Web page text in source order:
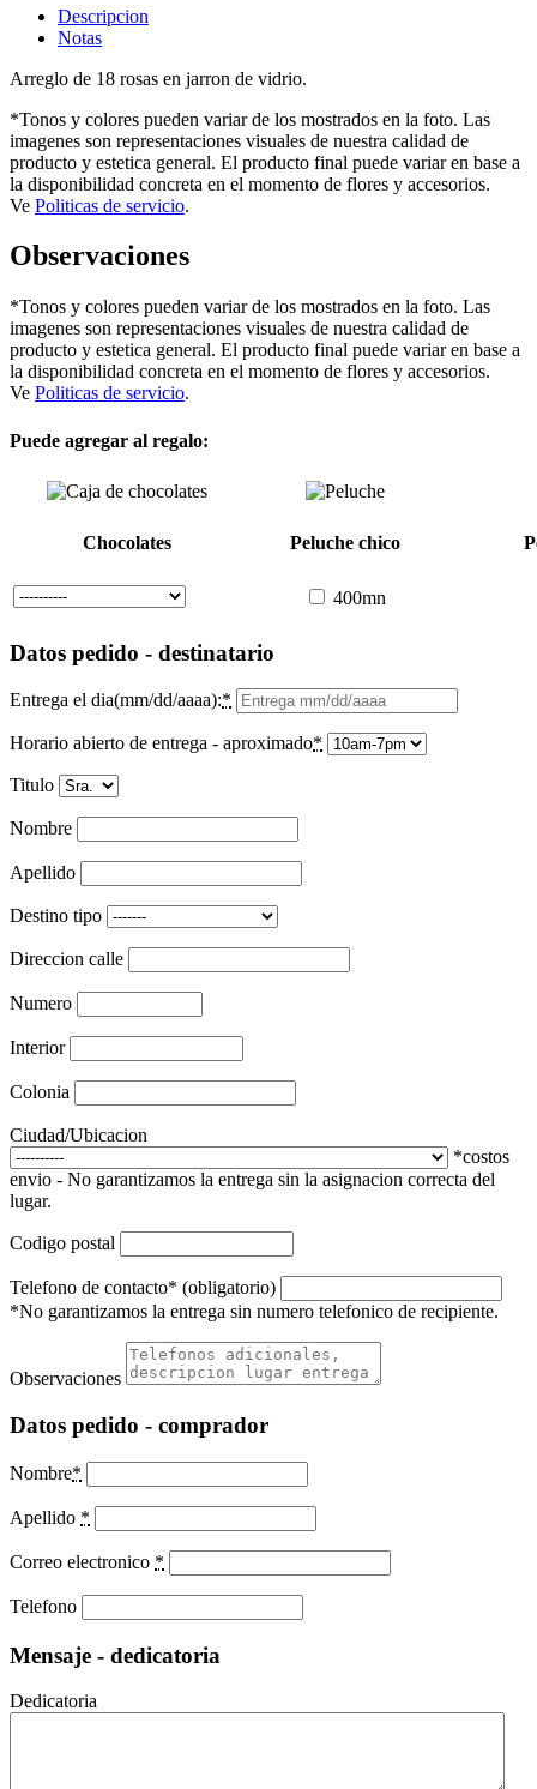
Descripcion
Notas
Arreglo de 18 rosas en jarron de vidrio.
*Tonos y colores pueden variar de los mostrados en la foto. Las
imagenes son representaciones visuales de nuestra calidad de
producto y estetica general. El producto final puede variar en base a
la disponibilidad concreta en el momento de flores y accesorios.
Ve Politicas de servicio.
Observaciones
*Tonos y colores pueden variar de los mostrados en la foto. Las
imagenes son representaciones visuales de nuestra calidad de
producto y estetica general. El producto final puede variar en base a
la disponibilidad concreta en el momento de flores y accesorios.
Ve Politicas de servicio.
Puede agregar al regalo:
Chocolates Peluche chico
400mn
Datos pedido - destinatario
Entrega el dia(mm/dd/aaaa):*
Horario abierto de entrega - aproximado*
Titulo
Nombre
Apellido
Destino tipo
Direccion calle
Numero
Interior
Colonia
Ciudad/Ubicacion
*costos
envio - No garantizamos la entrega sin la asignacion correcta del
lugar.
Codigo postal
Telefono de contacto* (obligatorio)
*No garantizamos la entrega sin numero telefonico de recipiente.
Observaciones
Datos pedido - comprador
Nombre*
Apellido *
Correo electronico *
Telefono
Mensaje - dedicatoria
Dedicatoria